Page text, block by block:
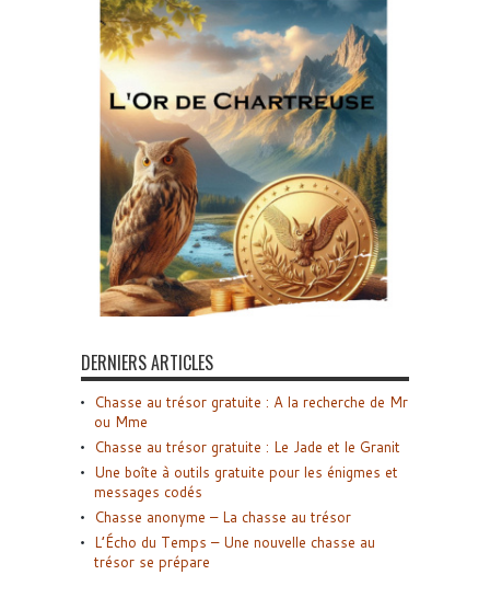
DERNIERS ARTICLES
Chasse au trésor gratuite : A la recherche de Mr
ou Mme
Chasse au trésor gratuite : Le Jade et le Granit
Une boîte à outils gratuite pour les énigmes et
messages codés
Chasse anonyme – La chasse au trésor
L’Écho du Temps – Une nouvelle chasse au
trésor se prépare